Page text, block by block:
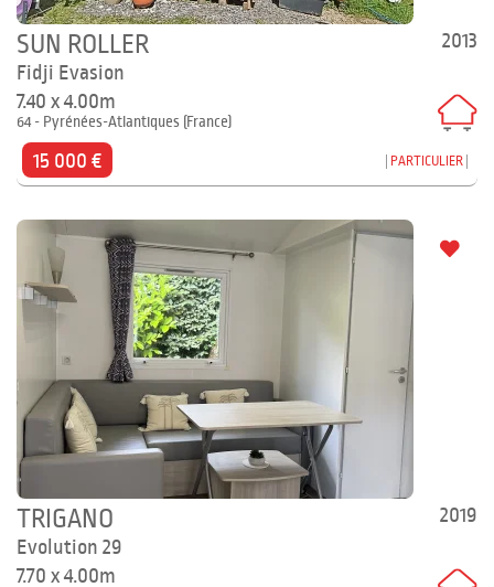
2013
SUN ROLLER
Fidji Evasion
7.40 x 4.00m
64 - Pyrénées-Atlantiques (France)
15 000 € PARTICULIER
2019
TRIGANO
Evolution 29
7.70 x 4.00m